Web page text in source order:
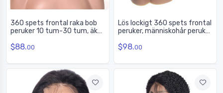
360 spets frontal raka bob
peruker 10 tum-30 tum, äkta
$88.00
Lös lockigt 360 spets frontal
peruker, människohår peruker
$98.00